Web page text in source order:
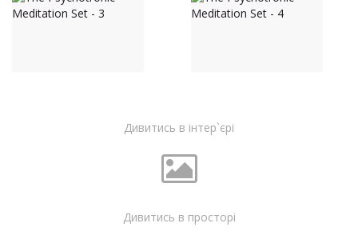
Дивитись в інтер`єрі
Дивитись в просторі